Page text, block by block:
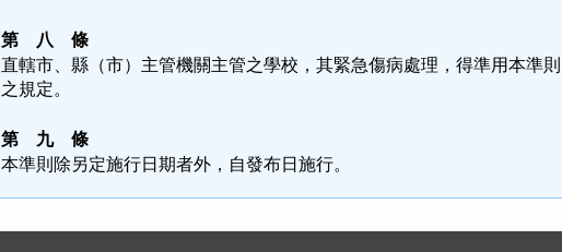
第 八 條
直轄市、縣（市）主管機關主管之學校，其緊急傷病處理，得準用本準則
之規定。
第 九 條
本準則除另定施行日期者外，自發布日施行。